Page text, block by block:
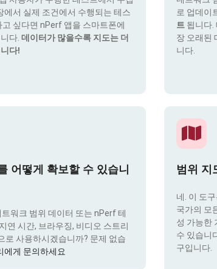
에서 실제 조건에서 수행되는 테스
고 싶다면 nPerf 앱을 스마트폰에
다. 데이터가 많을수록 지도는 더
다!
로 업데이
트 됩니다.
장 오래된
니다.
어떻게 확보할 수 있습니
워크 범위 데이터 또는 nPerf 테
연 시간, 브라우징, 비디오 스트리
로 사용하시겠습니까? 문제 없습
에게 문의하세요
범위 지
네. 이 도
국가의 모
성 가능한
수 있습니
구입니다.